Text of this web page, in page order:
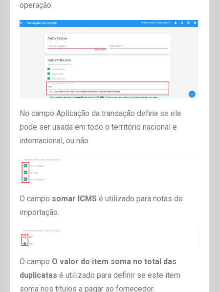
operação.
No campo Aplicação da transação defina se ela
pode ser usada em todo o território nacional e
internacional, ou não.
O campo somar ICMS é utilizado para notas de
importação.
O campo O valor do item soma no total das
duplicatas é utilizado para definir se este item
soma nos títulos a pagar ao fornecedor.